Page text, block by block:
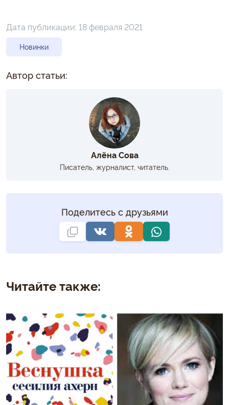
Дата публикации: 18 февраля 2021
Новинки
Автор статьи:
Алёна Сова
Писатель, журналист, читатель.
Поделитесь с друзьями
Читайте также: